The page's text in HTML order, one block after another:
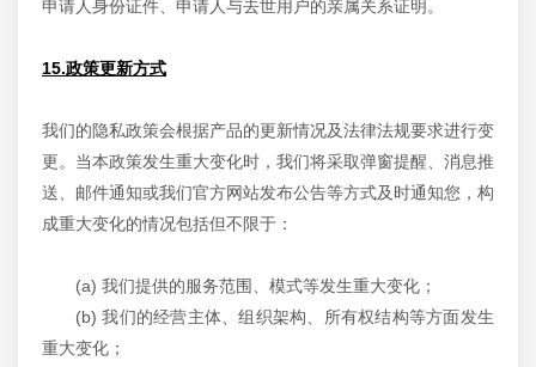
申请人身份证件、申请人与去世用户的亲属关系证明。
15.政策更新方式
我们的隐私政策会根据产品的更新情况及法律法规要求进行变
更。当本政策发生重大变化时，我们将采取弹窗提醒、消息推
送、邮件通知或我们官方网站发布公告等方式及时通知您，构
成重大变化的情况包括但不限于：
(a) 我们提供的服务范围、模式等发生重大变化；
(b) 我们的经营主体、组织架构、所有权结构等方面发生
重大变化；